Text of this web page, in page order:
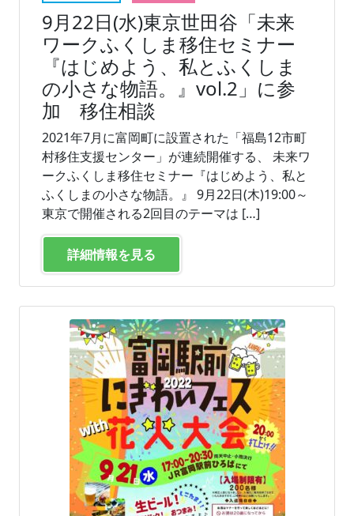
9月22日(水)東京世田谷「未来
ワークふくしま移住セミナー
『はじめよう、私とふくしま
の小さな物語。』vol.2」に参
加 移住相談
2021年7月に富岡町に設置された「福島12市町
村移住支援センター」が連続開催する、 未来ワ
ークふくしま移住セミナー『はじめよう、私と
ふくしまの小さな物語。』 9月22日(木)19:00～
東京で開催される2回目のテーマは […]
詳細情報を見る